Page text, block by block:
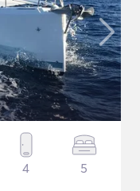
4 5